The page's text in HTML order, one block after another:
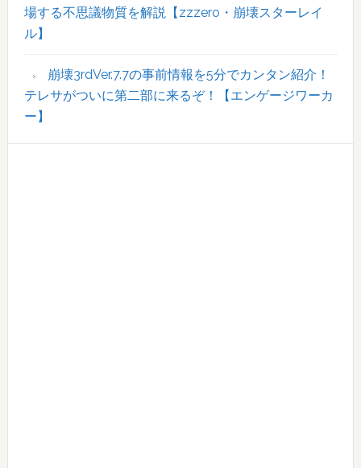
場する不思議物質を解説【zzzero・崩壊スターレイ
ル】
崩壊3rdVer.7.7の事前情報を5分でカンタン紹介！
テレサがついに第二部に来るぞ！【エンゲージワーカ
ー】